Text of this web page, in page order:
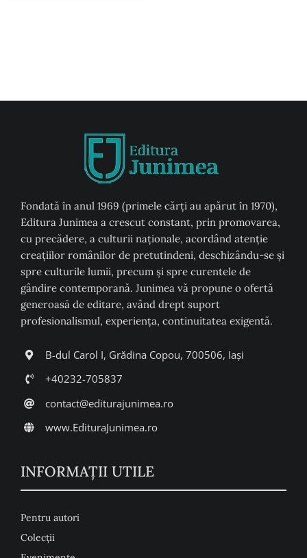
Fondată în anul 1969 (primele cărți au apărut în 1970),
Editura Junimea a crescut constant, prin promovarea,
cu precădere, a culturii naţionale, acordând atenţie
creaţiilor românilor de pretutindeni, deschizându-se şi
spre culturile lumii, precum şi spre curentele de
gândire contemporană. Junimea vă propune o ofertă
generoasă de editare, având drept suport
profesionalismul, experiența, continuitatea exigentă.
B-dul Carol I, Grădina Copou, 700506, Iași
+40232-705837
contact@editurajunimea.ro
www.EdituraJunimea.ro
INFORMAŢII UTILE
Pentru autori
Colecţii